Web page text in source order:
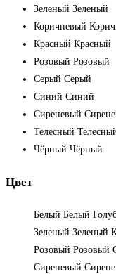
Зеленый Зеленый
Коричневый
Красный Красный
Розовый Розовый
Серый Серый
Синий Синий
Сиреневый
Телесный
Чёрный Чёрный
Цвет
Белый Белый
Зеленый Зеленый
Розовый Розовый
Сиреневый